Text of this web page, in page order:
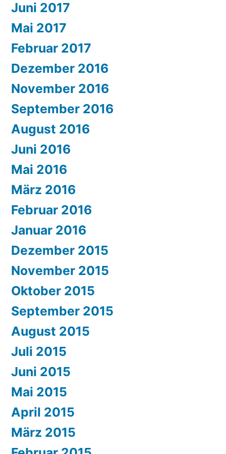
Juni 2017
Mai 2017
Februar 2017
Dezember 2016
November 2016
September 2016
August 2016
Juni 2016
Mai 2016
März 2016
Februar 2016
Januar 2016
Dezember 2015
November 2015
Oktober 2015
September 2015
August 2015
Juli 2015
Juni 2015
Mai 2015
April 2015
März 2015